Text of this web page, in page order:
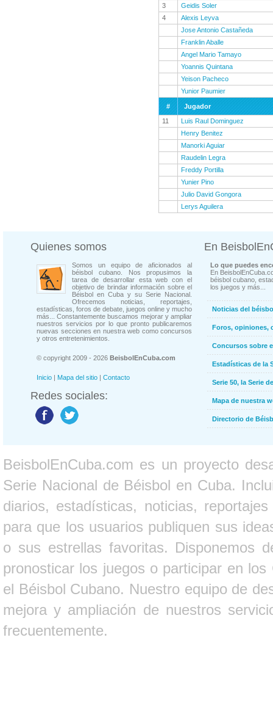
3
Geidis Soler
4
Alexis Leyva
Jose Antonio Castañeda
Franklin Aballe
Angel Mario Tamayo
Yoannis Quintana
Yeison Pacheco
Yunior Paumier
#
Jugador
11
Luis Raul Dominguez
Henry Benitez
Manorki Aguiar
Raudelin Legra
Freddy Portilla
Yunier Pino
Julio David Gongora
Lerys Aguilera
Quienes somos
Somos un equipo de aficionados al
béisbol cubano. Nos propusimos la
tarea de desarrollar esta web con el
objetivo de brindar información sobre el
Béisbol en Cuba y su Serie Nacional.
Ofrecemos noticias, reportajes,
estadísticas, foros de debate, juegos online y mucho
más... Constantemente buscamos mejorar y ampliar
nuestros servicios por lo que pronto publicaremos
nuevas secciones en nuestra web como concursos
y otros entretenimientos.
© copyright 2009 - 2026 BeisbolEnCuba.com
Inicio | Mapa del sitio | Contacto
Redes sociales:
En
Lo que puedes
En
béisbol cubano,
los juegos y más...
Noticias del
Foros, opiniones,
Concursos sobre
Estadísticas de la
Serie 50, la Serie
Mapa de nuestra
Directorio de
BeisbolEnCuba.com es un proyecto
Serie Nacional de Béisbol en Cuba.
diarios, estadísticas, noticias,
para que los usuarios publiquen sus
o sus estrellas favoritas. Disponemos
pronosticar los juegos o participar en
el Béisbol Cubano. Nuestro equipo de
mejora y ampliación de nuestros
frecuentemente.